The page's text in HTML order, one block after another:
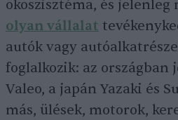
ökoszisztéma, és jelenleg
olyan vállalat
autók vagy
foglalkozik: az országban
Valeo, a japán Yazaki és
más, ülések, motorok,